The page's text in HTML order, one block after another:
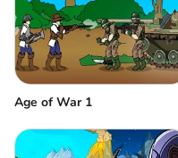
Age of War 1